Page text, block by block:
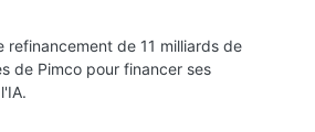
refinancement de 11 milliards de
de Pimco pour financer ses